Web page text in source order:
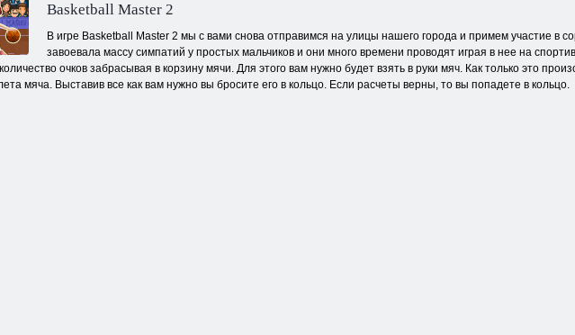
пузыря HD
Basketball Master 2
В игре Basketball Master 2 мы с вами снова отправимся на улицы нашего города и примем участие в
завоевала массу симпатий у простых мальчиков и они много времени проводят играя в нее на
очков забрасывая в корзину мячи. Для этого вам нужно будет взять в руки мяч. Как только это
мяча. Выставив все как вам нужно вы бросите его в кольцо. Если расчеты верны, то вы попадете в кольцо.